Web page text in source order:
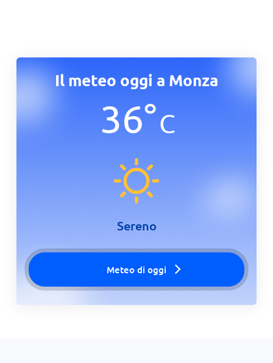
Il meteo oggi a Monza
36°C
Sereno
Meteo di oggi